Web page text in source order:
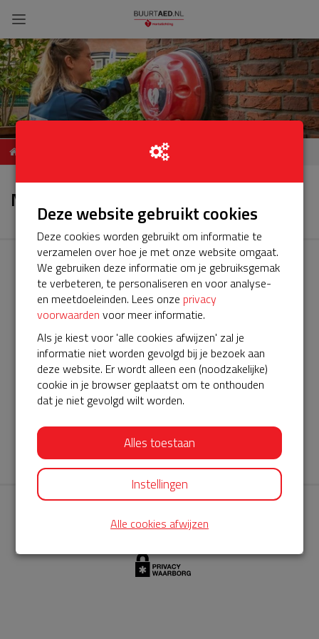
Nieuws
AED360-ProCardio
ServiceBuurtAED wordt aangeboden door de Hartstichting en
AED360-ProCardio. Net als bij BuurtAED is AED360-ProCardio
de leverancier van het servicepakket en ontzorgen zij jou de
komende jaren. AED360-ProCardio is gespecialiseerd in de
levering en het onderhoud van Philips AED’s.
Deze website gebruikt cookies
Deze cookies worden gebruikt om informatie te
verzamelen over hoe je met onze website omgaat.
We gebruiken deze informatie om je gebruiksgemak
te verbeteren, te personaliseren en voor analyse-
en meetdoeleinden. Lees onze privacy
voorwaarden voor meer informatie.
Als je kiest voor 'alle cookies afwijzen' zal je
informatie niet worden gevolgd bij je bezoek aan
deze website. Er wordt alleen een (noodzakelijke)
cookie in je browser geplaatst om te onthouden
dat je niet gevolgd wilt worden.
Alles toestaan
Instellingen
Alle cookies afwijzen